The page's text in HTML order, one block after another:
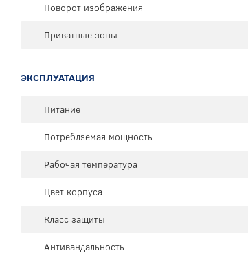
Поворот изображения
Приватные зоны
ЭКСПЛУАТАЦИЯ
Питание
Потребляемая мощность
Рабочая температура
Цвет корпуса
Класс защиты
Антивандальность